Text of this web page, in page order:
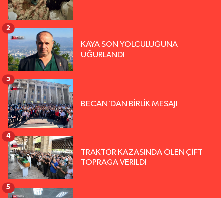
KAYA SON YOLCULUĞUNA
UĞURLANDI
2
BECAN'DAN BİRLİK MESAJI
3
TRAKTÖR KAZASINDA ÖLEN ÇİFT
TOPRAĞA VERİLDİ
4
5